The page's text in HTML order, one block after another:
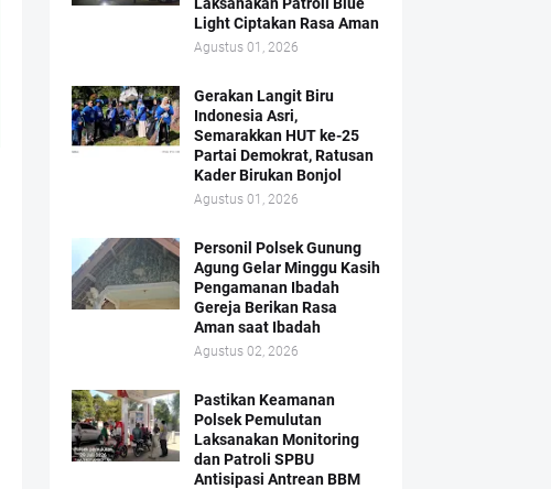
Light Ciptakan Rasa Aman
Agustus 01, 2026
Gerakan Langit Biru
Indonesia Asri,
Semarakkan HUT ke-25
Partai Demokrat, Ratusan
Kader Birukan Bonjol
Agustus 01, 2026
Personil Polsek Gunung
Agung Gelar Minggu Kasih
Pengamanan Ibadah
Gereja Berikan Rasa
Aman saat Ibadah
Agustus 02, 2026
Pastikan Keamanan
Polsek Pemulutan
Laksanakan Monitoring
dan Patroli SPBU
Antisipasi Antrean BBM